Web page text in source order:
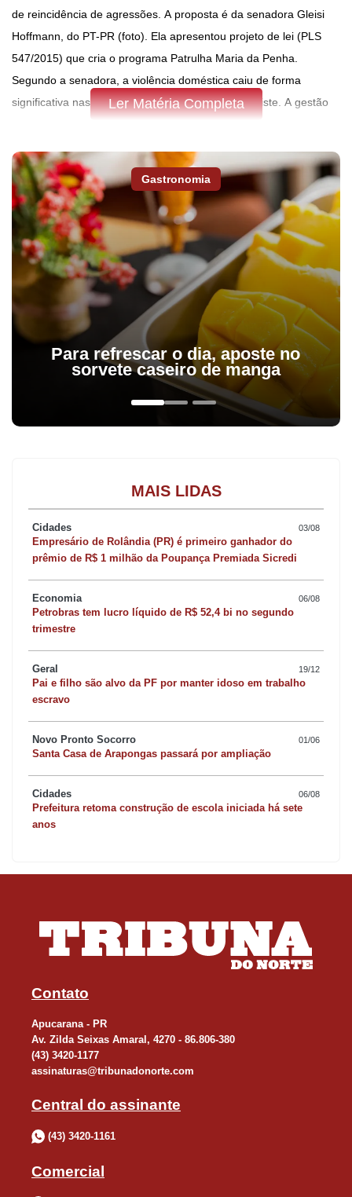
de reincidência de agressões. A proposta é da senadora Gleisi
Hoffmann, do PT-PR (foto). Ela apresentou projeto de lei (PLS
547/2015) que cria o programa Patrulha Maria da Penha.
Segundo a senadora, a violência doméstica caiu de forma
significativa nas cidades em que o programa já existe. A gestão
Ler Matéria Completa
Gastronomia
Para refrescar o dia, aposte no
sorvete caseiro de manga
MAIS LIDAS
Cidades 03/08
Empresário de Rolândia (PR) é primeiro ganhador do
prêmio de R$ 1 milhão da Poupança Premiada Sicredi
Economia 06/08
Petrobras tem lucro líquido de R$ 52,4 bi no segundo
trimestre
Geral 19/12
Pai e filho são alvo da PF por manter idoso em trabalho
escravo
Novo Pronto Socorro 01/06
Santa Casa de Arapongas passará por ampliação
Cidades 06/08
Prefeitura retoma construção de escola iniciada há sete
anos
Contato
Apucarana - PR
Av. Zilda Seixas Amaral, 4270 - 86.806-380
(43) 3420-1177
assinaturas@tribunadonorte.com
Central do assinante
(43) 3420-1161
Comercial